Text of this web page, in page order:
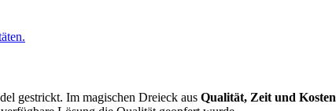
gestrickt. Im magischen Dreieck aus Qualität, Zeit und Kosten